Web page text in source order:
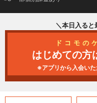
＼本日入ると
ドコモの
はじめての方
※アプリから入会い